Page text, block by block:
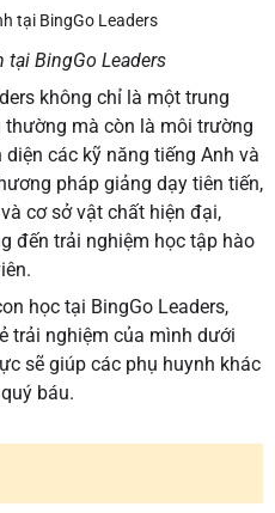
tại BingGo Leaders
không chỉ là một trung
mà còn là môi trường
các kỹ năng tiếng Anh và
pháp giảng dạy tiên tiến,
cơ sở vật chất hiện đại,
đến trải nghiệm học tập hào
học tại BingGo Leaders,
trải nghiệm của mình dưới
sẽ giúp các phụ huynh khác
báu.